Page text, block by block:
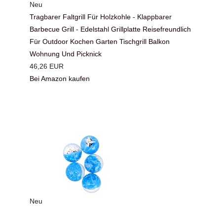
Neu
Tragbarer Faltgrill Für Holzkohle - Klappbarer
Barbecue Grill - Edelstahl Grillplatte Reisefreundlich
Für Outdoor Kochen Garten Tischgrill Balkon
Wohnung Und Picknick
46,26 EUR
Bei Amazon kaufen
Neu